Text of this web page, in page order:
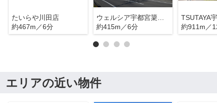
たいらや川田店
約467m／6分
約415m／6分
約911m／
エリアの近い物件